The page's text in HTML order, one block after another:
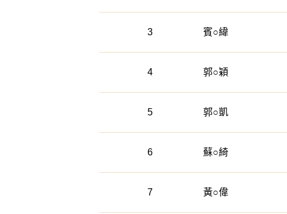
3 賓○緯
4 郭○穎
5 郭○凱
6 蘇○綺
7 黃○偉